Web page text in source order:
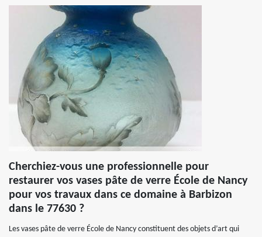
Cherchiez-vous une professionnelle pour
restaurer vos vases pâte de verre École de Nancy
pour vos travaux dans ce domaine à Barbizon
dans le 77630 ?
Les vases pâte de verre École de Nancy constituent des objets d’art qui